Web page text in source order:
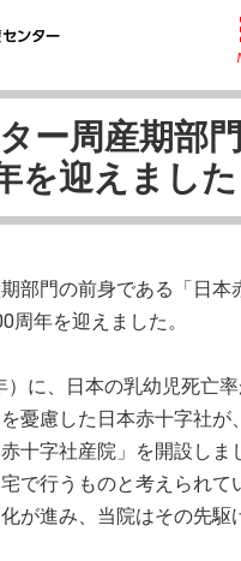
ー周産期部
を迎えました
部門の前身である「日本
周年を迎えました。
）に、日本の乳幼児死亡
憂慮した日本赤十字社が
十字社産院」を開設しま
で行うものと考えられて
が進み、当院はその先駆